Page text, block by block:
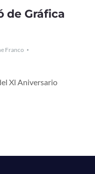
de Gráfica
Franco
Xl Aniversario